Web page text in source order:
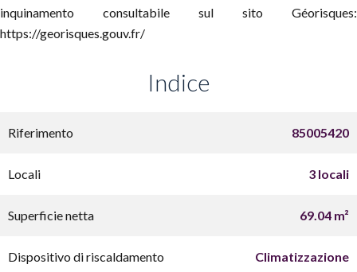
inquinamento consultabile sul sito Géorisques:
https://georisques.gouv.fr/
Indice
Riferimento 85005420
Locali 3 locali
Superficie netta 69.04 m²
Dispositivo di riscaldamento Climatizzazione